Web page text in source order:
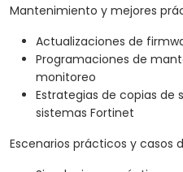
Mantenimiento y mejores
Actualizaciones de
Programaciones de
monitoreo
Estrategias de copias de
sistemas Fortinet
Escenarios prácticos y casos